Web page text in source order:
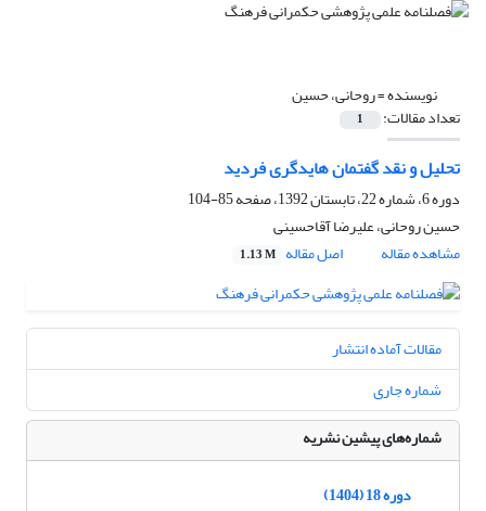
نویسنده =روحانی، حسین
تعداد مقالات: 1
تحلیل و نقد گفتمان هایدگری فردید
دوره 6، شماره 22، تابستان 1392، صفحه
85-104
حسین روحانی، علیرضا آقاحسینی
مشاهده مقاله
اصل مقاله 1.13 M
مقالات آماده انتشار
شماره جاری
شماره‌های پیشین نشریه
دوره 18 (1404)